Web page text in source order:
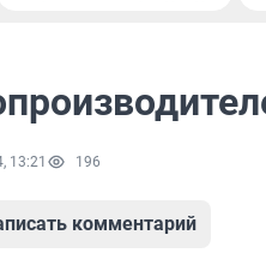
13:21 196
комментарий